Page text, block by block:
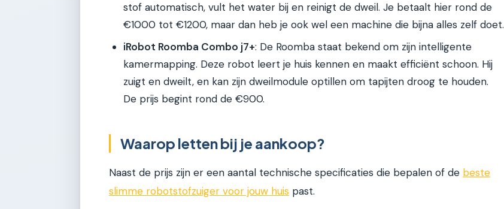
stof automatisch, vult het water bij en reinigt de dweil. Je betaalt hier rond de
€1000 tot €1200, maar dan heb je ook wel een machine die bijna alles zelf doet.
iRobot Roomba Combo j7+: De Roomba staat bekend om zijn intelligente
kamermapping. Deze robot leert je huis kennen en maakt efficiënt schoon. Hij
zuigt en dweilt, en kan zijn dweilmodule optillen om tapijten droog te houden.
De prijs begint rond de €900.
Waarop letten bij je aankoop?
Naast de prijs zijn er een aantal technische specificaties die bepalen of de beste
slimme robotstofzuiger voor jouw huis past.